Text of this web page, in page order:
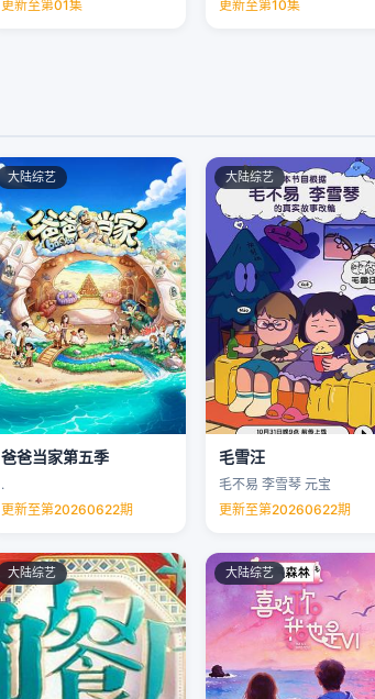
更新至第01集
更新至第10集
大陆综艺
爸爸当家第五季
.
更新至第20260622期
大陆综艺
毛雪汪
毛不易 李雪琴 元宝
更新至第20260622期
大陆综艺 大陆综艺